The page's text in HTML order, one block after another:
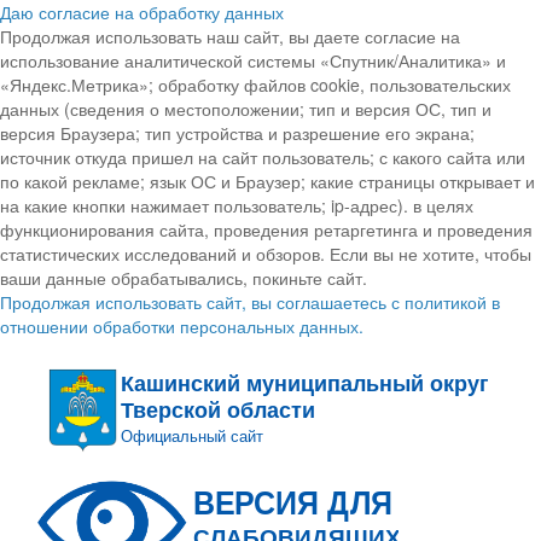
Даю согласие на обработку данных
Продолжая использовать наш сайт, вы даете согласие на
использование аналитической системы «Спутник/Аналитика» и
«Яндекс.Метрика»; обработку файлов cookie, пользовательских
данных (сведения о местоположении; тип и версия ОС, тип и
версия Браузера; тип устройства и разрешение его экрана;
источник откуда пришел на сайт пользователь; с какого сайта или
по какой рекламе; язык ОС и Браузер; какие страницы открывает и
на какие кнопки нажимает пользователь; ip-адрес). в целях
функционирования сайта, проведения ретаргетинга и проведения
статистических исследований и обзоров. Если вы не хотите, чтобы
ваши данные обрабатывались, покиньте сайт.
Продолжая использовать сайт, вы соглашаетесь с политикой в
отношении обработки персональных данных.